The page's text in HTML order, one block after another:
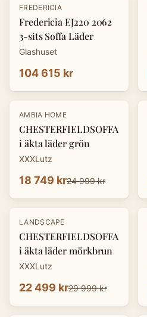
FREDERICIA
Fredericia EJ220 2062
3-sits Soffa Läder
Glashuset
104 615 kr
-25 %
AMBIA HOME
CHESTERFIELDSOFFA
i äkta läder grön
XXXLutz
18 749 kr24 999 kr
- 25%
LANDSCAPE
CHESTERFIELDSOFFA
i äkta läder mörkbrun
XXXLutz
22 499 kr29 999 kr